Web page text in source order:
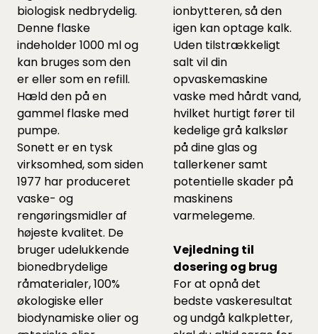
biologisk nedbrydelig.
Denne flaske
indeholder 1000 ml og
kan bruges som den
er eller som en refill.
Hæld den på en
gammel flaske med
pumpe.
Sonett er en tysk
virksomhed, som siden
1977 har produceret
vaske- og
rengøringsmidler af
højeste kvalitet. De
bruger udelukkende
bionedbrydelige
råmaterialer, 100%
økologiske eller
biodynamiske olier og
ionbytteren, så den
igen kan optage kalk.
Uden tilstrækkeligt
salt vil din
opvaskemaskine
vaske med hårdt vand,
hvilket hurtigt fører til
kedelige grå kalkslør
på dine glas og
tallerkener samt
potentielle skader på
maskinens
varmelegeme.
Vejledning til
dosering og brug
For at opnå det
bedste vaskeresultat
og undgå kalkpletter,